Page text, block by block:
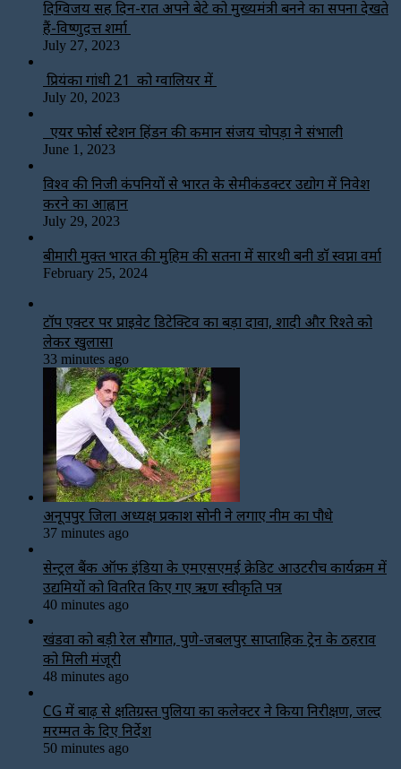
दिग्विजय सिंह दिन-रात अपने बेटे को मुख्यमंत्री बनने का सपना देखते
हैं-विष्णुदत्त शर्मा
July 27, 2023
प्रियंका गांधी 21 को ग्वालियर में
July 20, 2023
एयर फोर्स स्टेशन हिंडन की कमान संजय चोपड़ा ने संभाली
June 1, 2023
विश्‍व की निजी कंपनियों से भारत के सेमीकंडक्टर उद्योग में निवेश
करने का आह्वान
July 29, 2023
बीमारी मुक्त भारत की मुहिम की सतना में सारथी बनी डाॅ स्वप्ना वर्मा
February 25, 2024
टॉप एक्टर पर प्राइवेट डिटेक्टिव का बड़ा दावा, शादी और रिश्ते को
लेकर खुलासा
33 minutes ago
अनूपपुर जिला अध्यक्ष प्रकाश सोनी ने लगाए नीम का पौधे
37 minutes ago
सेन्ट्रल बैंक ऑफ इंडिया के एमएसएमई क्रेडिट आउटरीच कार्यक्रम में
उद्यमियों को वितरित किए गए ऋण स्वीकृति पत्र
40 minutes ago
खंडवा को बड़ी रेल सौगात, पुणे-जबलपुर साप्ताहिक ट्रेन के ठहराव
को मिली मंजूरी
48 minutes ago
CG में बाढ़ से क्षतिग्रस्त पुलिया का कलेक्टर ने किया निरीक्षण, जल्द
मरम्मत के दिए निर्देश
50 minutes ago